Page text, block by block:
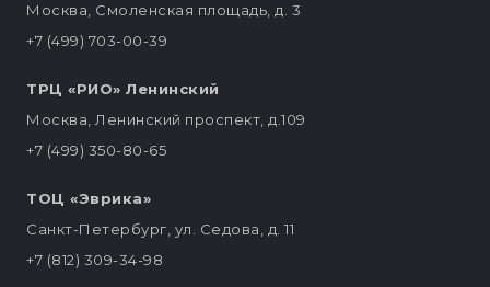
Москва, Смоленская площадь, д. 3
+7 (499) 703-00-39
ТРЦ «РИО» Ленинский
Москва, Ленинский проспект, д.109
+7 (499) 350-80-65
ТОЦ «Эврика»
Санкт-Петербург, ул. Седова, д. 11
+7 (812) 309-34-98